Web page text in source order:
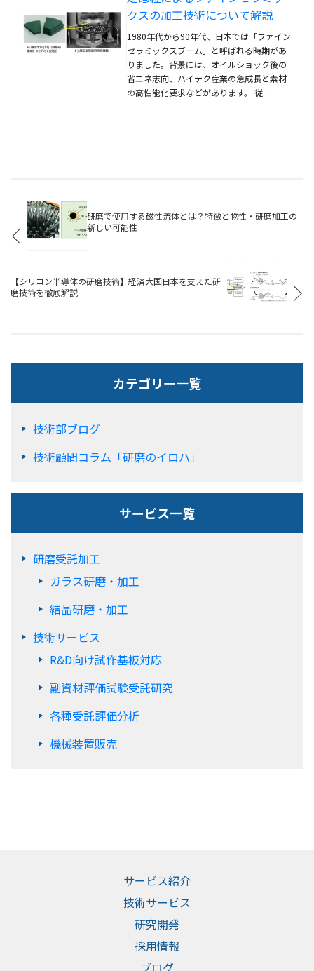
カテゴリー一覧
技術部ブログ
技術顧問コラム「研磨のイロハ」
サービス一覧
研磨受託加工
ガラス研磨・加工
結晶研磨・加工
技術サービス
R&D向け試作基板対応
副資材評価試験受託研究
各種受託評価分析
機械装置販売
クスの加工技術について解説
1980年代から90年代、日本では「ファイン
セラミックスブーム」と呼ばれる時期があ
りました。背景には、オイルショック後の
省エネ志向、ハイテク産業の急成長と素材
の高性能化要求などがあります。 従...
研磨で使用する磁性流体とは？特徴と物性・研磨加工の
新しい可能性
【シリコン半導体の研磨技術】経済大国日本を支えた研
磨技術を徹底解説
サービス紹介
技術サービス
研究開発
採用情報